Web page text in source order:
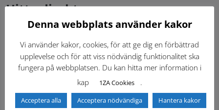
Hitta direkt
Gällande standardritningar (Dwg och pdf)
Dokumentbibliotek Kontaktlista
Tidigare versioner Nyheter
Denna webbplats använder kakor
Vi använder kakor, cookies, för att ge dig en förbättrad
upplevelse och för att viss nödvändig funktionalitet ska
fungera på webbplatsen. Du kan hitta mer information i
kap
1ZA Cookies .
Acceptera alla Acceptera nödvändiga Hantera kakor